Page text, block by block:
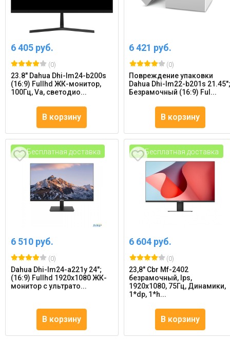
6 405 руб.
(0)
23.8" Dahua Dhi-lm24-b200s
(16:9) Fullhd ЖК-монитор,
100Гц, Va, светодио...
В корзину
6 421 руб.
(0)
Повреждение упаковки
Dahua Dhi-lm22-b201s
Безрамочный (16:9) Ful...
В корзину
Бесплатная доставка
6 510 руб.
(0)
Dahua Dhi-lm24-a221y 24";
(16:9) Fullhd 1920x1080 ЖК-
монитор с ультрато...
В корзину
Бесплатная доставка
6 604 руб.
(0)
23,8" Cbr Mf-2402
безрамочный, Ips,
1920x1080, 75Гц, Динамики,
1*dp, 1*h...
В корзину